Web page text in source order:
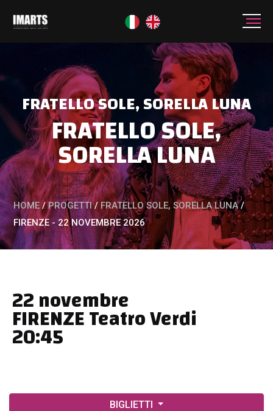
FRATELLO SOLE, SORELLA LUNA
FRATELLO SOLE,
SORELLA LUNA
HOME / PROGETTI / FRATELLO SOLE, SORELLA LUNA /
FIRENZE - 22 NOVEMBRE 2026
22 novembre
FIRENZE Teatro Verdi
20:45
BIGLIETTI